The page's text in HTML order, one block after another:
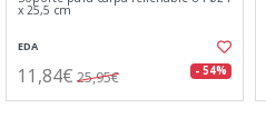
x 25,5 cm
EDA
11,84€ 25,95€ - 54%